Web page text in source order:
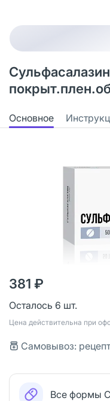
Основное
381 ₽
Осталось 6 шт.
Цена действительна при
Самовывоз:
Все формы